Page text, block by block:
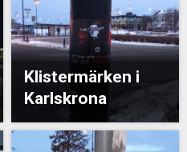
Klistermärken i
Karlskrona